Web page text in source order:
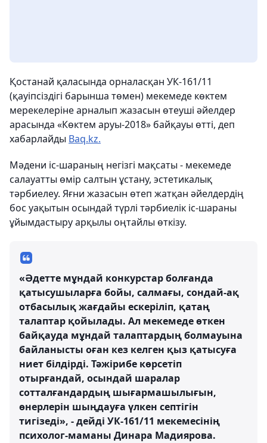
Қостанай қаласында орналасқан УК-161/11
(қауіпсіздігі барынша төмен) мекемеде көктем
мерекелеріне арналып жазасын өтеуші әйелдер
арасында «Көктем аруы-2018» байқауы өтті, деп
хабарлайды Baq.kz.
Мәдени іс-шараның негізгі мақсаты - мекемеде
салауатты өмір салтын ұстану, эстетикалық
тәрбиелеу. Яғни жазасын өтеп жатқан әйелдердің
бос уақытын осындай түрлі тәрбиелік іс-шараны
ұйымдастыру арқылы оңтайлы өткізу.
«Әдетте мұндай конкурстар болғанда
қатысушыларға бойы, салмағы, сондай-ақ
отбасылық жағдайы ескеріліп, қатаң
талаптар қойылады. Ал мекемеде өткен
байқауда мұндай талаптардың болмауына
байланысты оған кез келген қыз қатысуға
ниет білдірді. Тәжірибе көрсетіп
отырғандай, осындай шаралар
сотталғандардың шығармашылығын,
өнерлерін шыңдауға үлкен септігін
тигізеді», - дейді УК-161/11 мекемесінің
психолог-маманы Динара Мадиярова.